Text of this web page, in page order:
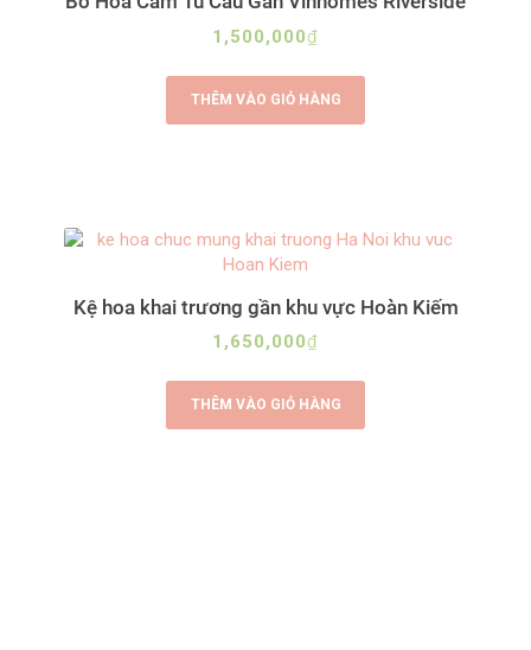
1,500,000₫
THÊM VÀO GIỎ HÀNG
Kệ hoa khai trương gần khu vực Hoàn Kiếm
1,650,000₫
THÊM VÀO GIỎ HÀNG